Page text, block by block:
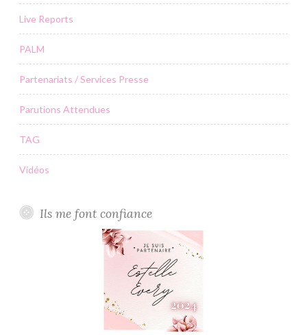
Live Reports
PALM
Partenariats / Services Presse
Parutions Attendues
TAG
Vidéos
Ils me font confiance